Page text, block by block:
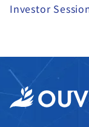
Investor